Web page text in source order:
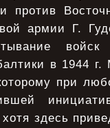
против
армии Г.
в 1944
при
здесь